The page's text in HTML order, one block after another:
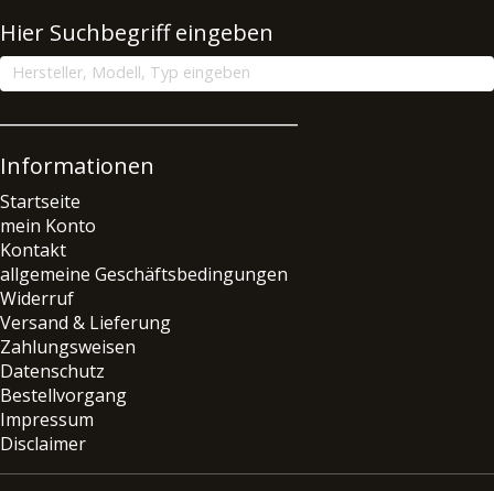
Hier Suchbegriff eingeben
Informationen
Startseite
mein Konto
Kontakt
allgemeine Geschäftsbedingungen
Widerruf
Versand & Lieferung
Zahlungsweisen
Datenschutz
Bestellvorgang
Impressum
Disclaimer